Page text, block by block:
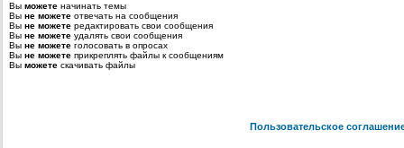
Вы можете начинать темы
Вы не можете отвечать на сообщения
Вы не можете редактировать свои сообщения
Вы не можете удалять свои сообщения
Вы не можете голосовать в опросах
Вы не можете прикреплять файлы к сообщениям
Вы можете скачивать файлы
Пользовательское